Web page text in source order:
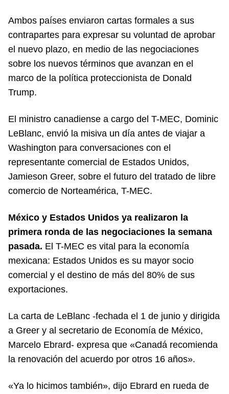
Ambos países enviaron cartas formales a sus
contrapartes para expresar su voluntad de aprobar
el nuevo plazo, en medio de las negociaciones
sobre los nuevos términos que avanzan en el
marco de la política proteccionista de Donald
Trump.
El ministro canadiense a cargo del T-MEC, Dominic
LeBlanc, envió la misiva un día antes de viajar a
Washington para conversaciones con el
representante comercial de Estados Unidos,
Jamieson Greer, sobre el futuro del tratado de libre
comercio de Norteamérica, T-MEC.
México y Estados Unidos ya realizaron la
primera ronda de las negociaciones la semana
pasada. El T-MEC es vital para la economía
mexicana: Estados Unidos es su mayor socio
comercial y el destino de más del 80% de sus
exportaciones.
La carta de LeBlanc -fechada el 1 de junio y dirigida
a Greer y al secretario de Economía de México,
Marcelo Ebrard- expresa que «Canadá recomienda
la renovación del acuerdo por otros 16 años».
«Ya lo hicimos también», dijo Ebrard en rueda de